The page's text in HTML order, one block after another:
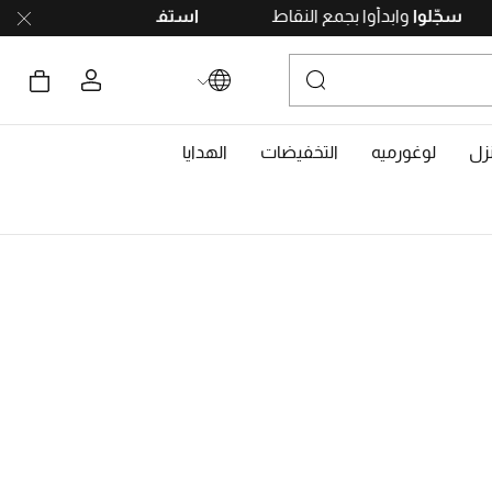
أندرويد.سجّلواوابدأوا بجمع النقاط
لوغورميه التخفيضات الهدايا